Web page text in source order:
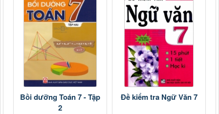
Bồi dưỡng Toán 7 - Tập
2
Đề kiểm tra Ngữ Văn 7